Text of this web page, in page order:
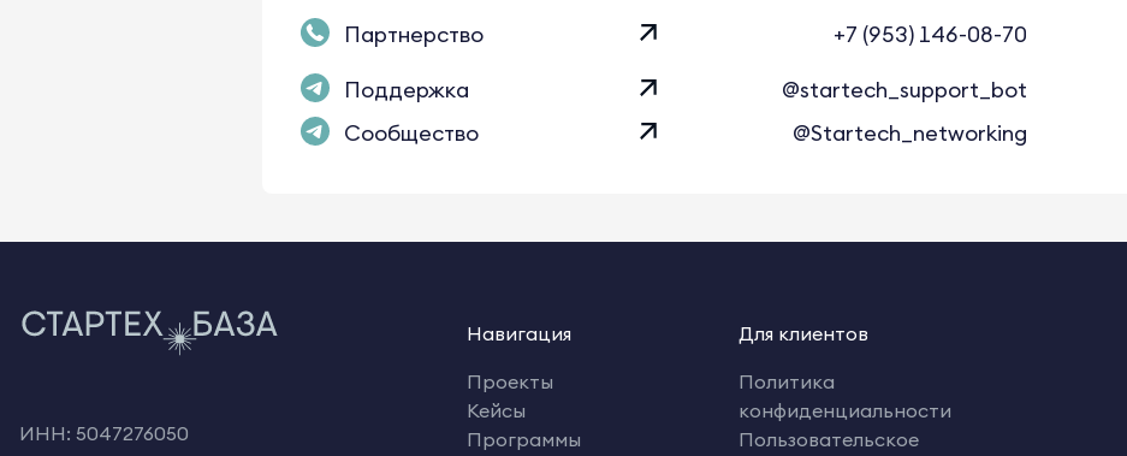
Партнерство
+7 (953) 146-08-70
Поддержка
@startech_support_bot
Сообщество
@Startech_networking
ИНН: 5047276050
Навигация
Проекты
Кейсы
Программы
Для клиентов
Политика
конфиденциальности
Пользовательское